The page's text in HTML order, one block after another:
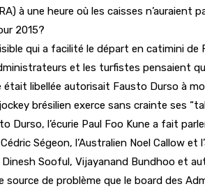
à une heure où les caisses n’auraient
2015?
qui a facilité le départ en catimini
et les turfistes pensaient
était libellée autorisait Fausto Durso à
brésilien exerce sans crainte ses
Durso, l’écurie Paul Foo Kune a fait
Ségeon, l’Australien Noel Callow
Sooful, Vijayanand Bundhoo et
source de problème que le board des